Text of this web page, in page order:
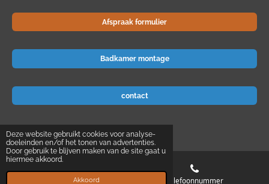
Deze website gebruikt cookies voor analyse-
doeleinden en/of het tonen van advertenties.
Door gebruik te blijven maken van de site gaat u
hiermee akkoord.
Akkoord
Afspraak formulier
Badkamer montage
contact
E-mailadres Telefoonnummer